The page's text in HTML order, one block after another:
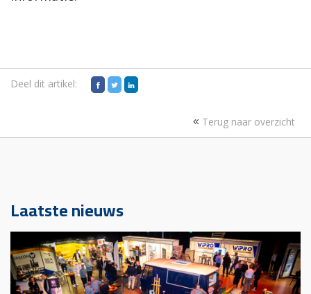
Deel dit artikel:
Terug naar overzicht
Laatste nieuws